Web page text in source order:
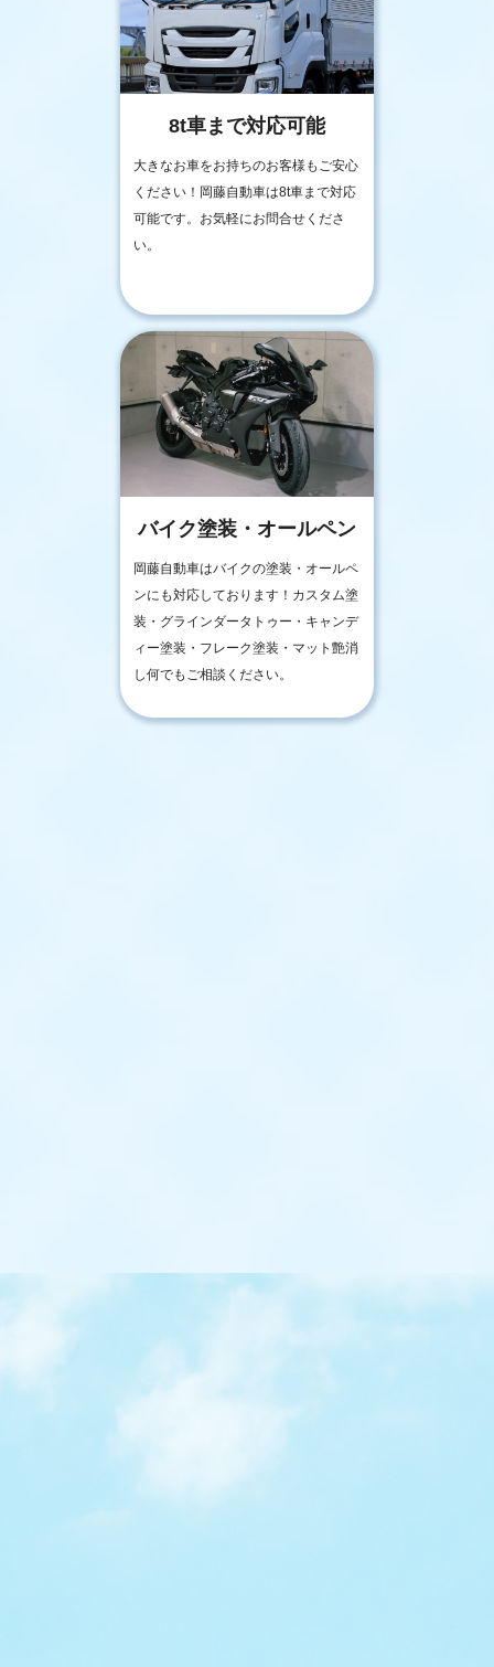
8t車まで対応可能
大きなお車をお持ちのお客様もご安心
ください！岡藤自動車は8t車まで対応
可能です。お気軽にお問合せくださ
い。
バイク塗装・オールペン
岡藤自動車はバイクの塗装・オールペ
ンにも対応しております！カスタム塗
装・グラインダータトゥー・キャンデ
ィー塗装・フレーク塗装・マット艶消
し何でもご相談ください。